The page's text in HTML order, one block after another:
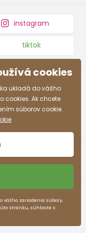
instagram
tiktok
Litvanyi.sk.
cookies
ukladá do vášho
cookies. Ak chcete
súborov cookie.
vášho zariadenia súbory,
stránku, súhlaste s